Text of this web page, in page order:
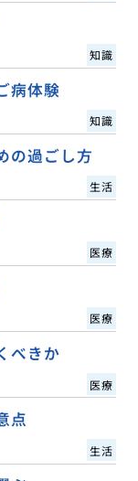
知識
病体験
知識
の過ごし方
生活
医療
医療
べきか
医療
点
生活